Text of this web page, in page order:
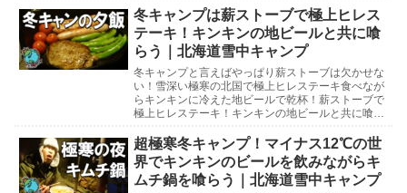
かかわるよう...
冬キャンプは薪ストーブで極上ヒレス
テーキ！キンキンの地ビールと共に喰
らう｜北海道雪中キャンプ
冬キャンプと言えばやっぱり薪ストーブは欠かせな
い！雪深い極寒の北国で極上ヒレステーキ食べなが
らキンキンに冷えた地ビールで乾杯！薪ストーブで
極上ヒレステーキ！キンキンの地ビールと共に喰ら
マイナス1...
超極寒冬キャンプ！マイナス12℃の世
界でキンキンのビールを飲みながらキ
ムチ鍋を喰らう｜北海道雪中キャンプ